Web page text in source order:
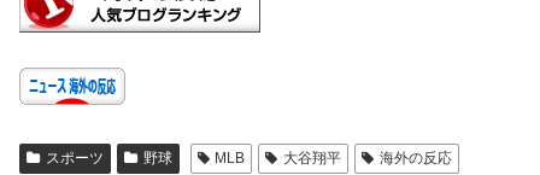
スポーツ 野球 MLB 大谷翔平 海外の反応